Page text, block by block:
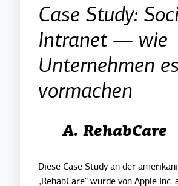
Case Study:
Intranet — wie
Unternehmen es
vormachen
A. RehabCare
Diese Case Study an der
„RehabCare“ wurde von Apple